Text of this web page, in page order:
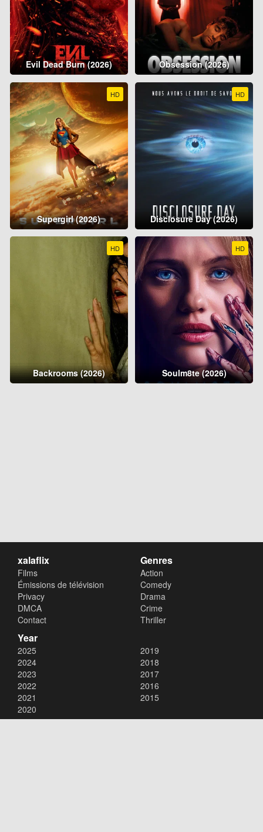
Evil Dead Burn (2026) Obsession (2026)
HD
Supergirl (2026)
HD
Disclosure Day (2026)
HD
Backrooms (2026)
HD
Soulm8te (2026)
xalaflix
Films
Émissions de télévision
Privacy
DMCA
Contact
Genres
Action
Comedy
Drama
Crime
Thriller
Year
2025
2024
2023
2022
2021
2020
2019
2018
2017
2016
2015